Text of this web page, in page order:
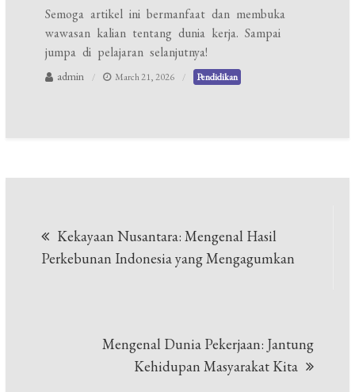
Semoga artikel ini bermanfaat dan membuka
wawasan kalian tentang dunia kerja. Sampai
jumpa di pelajaran selanjutnya!
admin March 21, 2026 Pendidikan
navigation
Kekayaan Nusantara: Mengenal Hasil
Perkebunan Indonesia yang Mengagumkan
Mengenal Dunia Pekerjaan: Jantung
Kehidupan Masyarakat Kita